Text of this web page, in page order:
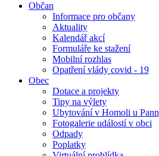
Občan
Informace pro občany
Aktuality
Kalendář akcí
Formuláře ke stažení
Mobilní rozhlas
Opatření vlády covid - 19
Obec
Dotace a projekty
Tipy na výlety
Ubytování v Homoli u
Fotogalerie událostí v obci
Odpady
Poplatky